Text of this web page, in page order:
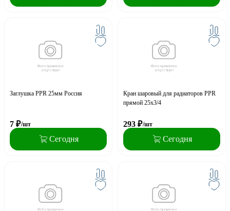
Заглушка PPR 25мм Россия
7 ₽/шт
Сегодня
Кран шаровый для радиаторов PPR
прямой 25х3/4
293 ₽/шт
Сегодня